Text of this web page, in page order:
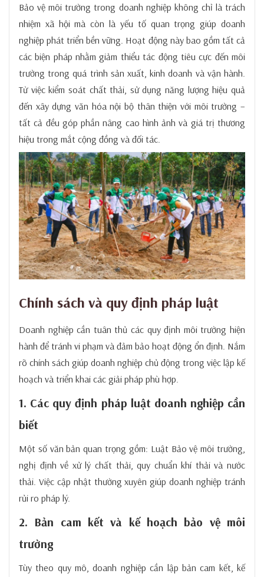
nghiệp
Kinh nghiệm áp dụng và đề xuất giải pháp
1. Case study các doanh nghiệp điển hình
2. Đề xuất giải pháp nâng cao hiệu quả công
tác bảo vệ môi trường
Kết luận
Bảo vệ môi trường trong doanh nghiệp không chỉ là trách
nhiệm xã hội mà còn là yếu tố quan trọng giúp doanh
nghiệp phát triển bền vững. Hoạt động này bao gồm tất cả
các biện pháp nhằm giảm thiểu tác động tiêu cực đến môi
trường trong quá trình sản xuất, kinh doanh và vận hành.
Từ việc kiểm soát chất thải, sử dụng năng lượng hiệu quả
đến xây dựng văn hóa nội bộ thân thiện với môi trường –
tất cả đều góp phần nâng cao hình ảnh và giá trị thương
hiệu trong mắt cộng đồng và đối tác.
Chính sách và quy định pháp luật
Doanh nghiệp cần tuân thủ các quy định môi trường hiện
hành để tránh vi phạm và đảm bảo hoạt động ổn định. Nắm
rõ chính sách giúp doanh nghiệp chủ động trong việc lập kế
hoạch và triển khai các giải pháp phù hợp.
1. Các quy định pháp luật doanh nghiệp cần
biết
Một số văn bản quan trọng gồm: Luật Bảo vệ môi trường,
nghị định về xử lý chất thải, quy chuẩn khí thải và nước
thải. Việc cập nhật thường xuyên giúp doanh nghiệp tránh
rủi ro pháp lý.
2. Bản cam kết và kế hoạch bảo vệ môi
trường
Tùy theo quy mô, doanh nghiệp cần lập bản cam kết, kế